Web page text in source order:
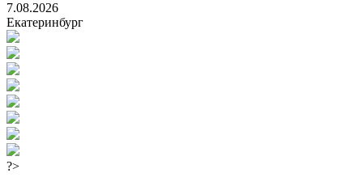
7.08.2026
Екатеринбург
?>